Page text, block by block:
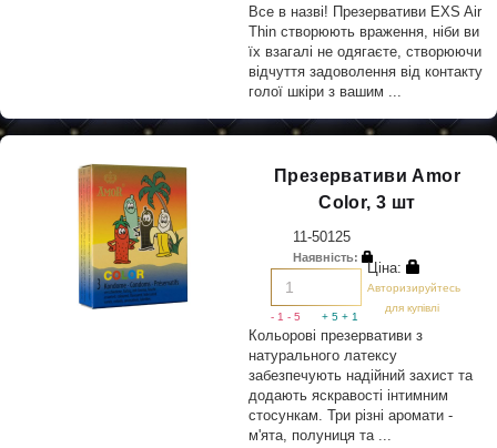
Все в назві! Презервативи EXS Air
Thin створюють враження, ніби ви
їх взагалі не одягаєте, створюючи
відчуття задоволення від контакту
голої шкіри з вашим ...
Презервативи Amor
Color, 3 шт
11-50125
Наявність:
+ 1
- 1 - 5 + 5
Ціна:
Авторизируйтесь
для купівлі
Кольорові презервативи з
натурального латексу
забезпечують надійний захист та
додають яскравості інтимним
стосункам. Три різні аромати -
м'ята, полуниця та ...